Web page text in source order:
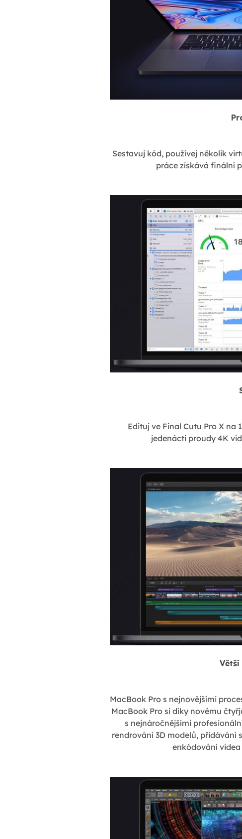
Sestavuj kód, používej několik
práce získává finální
Edituj ve Final Cutu Pro X na
jedenácti proudy 4K
MacBook Pro s nejnovějšími
MacBook Pro si díky novému
s nejnáročnějšími
rendrování 3D modelů, přidávání
enkódování